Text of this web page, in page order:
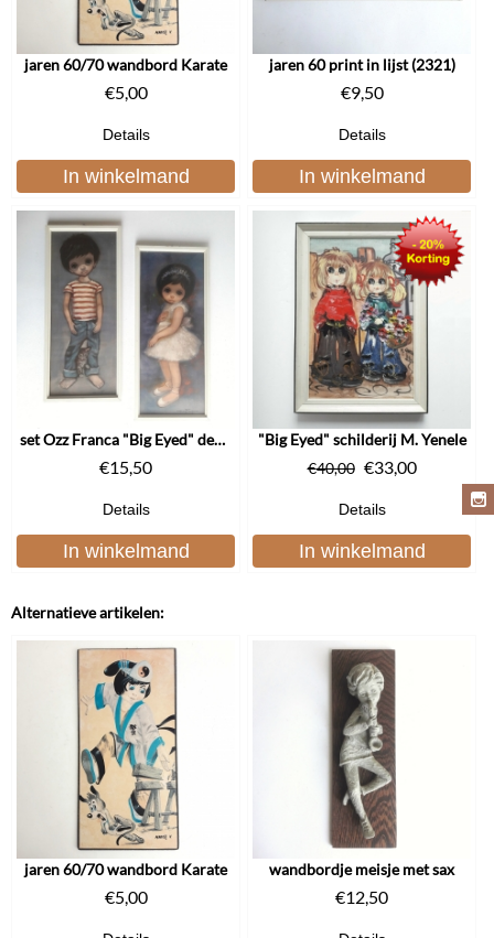
jaren 60/70 wandbord Karate
€5,00
Details
In winkelmand
jaren 60 print in lijst (2321)
€9,50
Details
In winkelmand
set Ozz Franca "Big Eyed" decoratie
€15,50
Details
In winkelmand
"Big Eyed" schilderij M. Yenele
€40,00 €33,00
Details
In winkelmand
Alternatieve artikelen:
jaren 60/70 wandbord Karate
€5,00
wandbordje meisje met sax
€12,50